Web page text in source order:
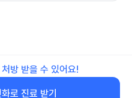
방 받을 수 있어요!
로 진료 받기